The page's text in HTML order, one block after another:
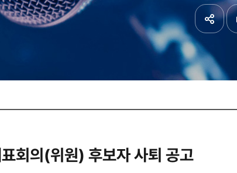
공유하기
회의(위원) 후보자 사퇴 공고